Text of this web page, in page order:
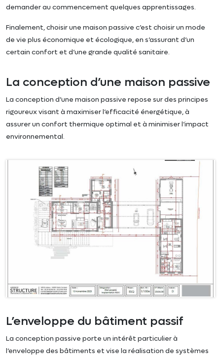
demander au commencement quelques apprentissages.
Finalement, choisir une maison passive c’est choisir un mode
de vie plus économique et écologique, en s’assurant d’un
certain confort et d’une grande qualité sanitaire.
La conception d’une maison passive
La conception d’une maison passive repose sur des principes
rigoureux visant à maximiser l’efficacité énergétique, à
assurer un confort thermique optimal et à minimiser l’impact
environnemental.
L’enveloppe du bâtiment passif
La conception passive porte un intérêt particulier à
l’enveloppe des bâtiments et vise la réalisation de systèmes